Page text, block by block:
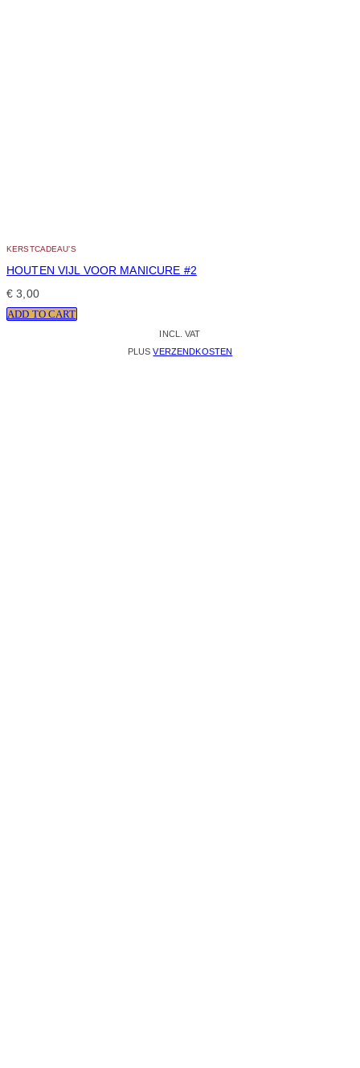
KERSTCADEAU’S
HOUTEN VIJL VOOR MANICURE #2
€ 3,00
ADD TO CART
INCL. VAT
PLUSVERZENDKOSTEN